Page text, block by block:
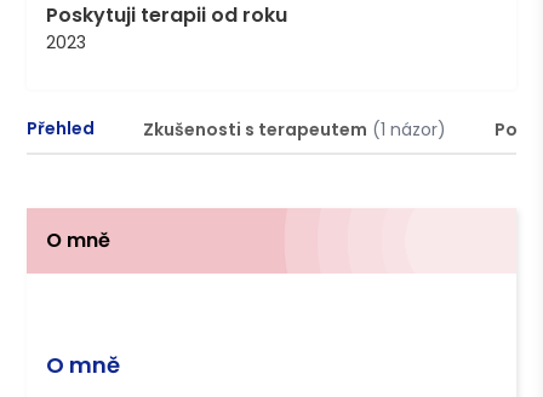
Poskytuji terapii od roku
2023
Přehled Zkušenosti s terapeutem (1 názor)
O mně
O mně